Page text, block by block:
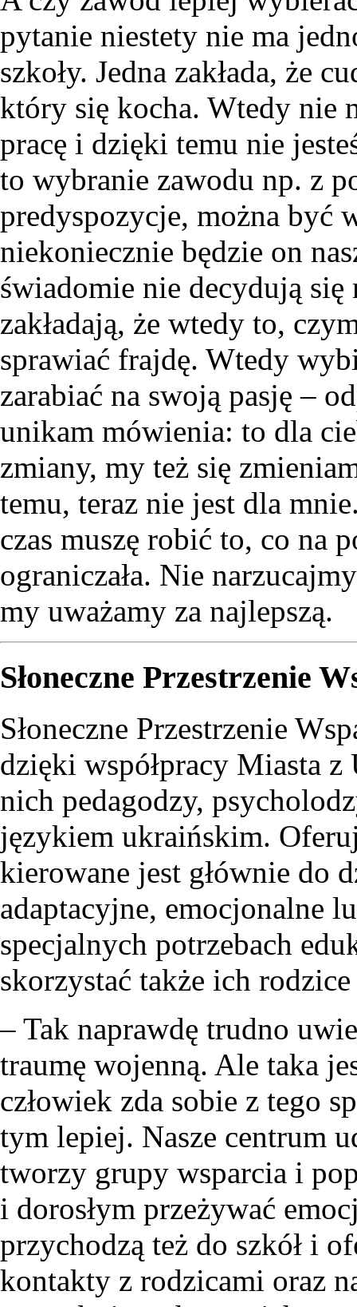
pytanie niestety nie ma
szkoły. Jedna zakłada, że
który się kocha. Wtedy nie
pracę i dzięki temu nie
to wybranie zawodu np. z
predyspozycje, można być
niekoniecznie będzie on
świadomie nie decydują
zakładają, że wtedy to,
sprawiać frajdę. Wtedy
zarabiać na swoją pasję –
unikam mówienia: to dla
zmiany, my też się
temu, teraz nie jest dla
czas muszę robić to, co na
ograniczała. Nie
my uważamy za najlepszą.
Słoneczne Przestrzenie
Słoneczne Przestrzenie
dzięki współpracy Miasta
nich pedagodzy,
językiem ukraińskim.
kierowane jest głównie do
adaptacyjne, emocjonalne
specjalnych potrzebach
skorzystać także ich
– Tak naprawdę trudno
traumę wojenną. Ale taka
człowiek zda sobie z tego
tym lepiej. Nasze centrum
tworzy grupy wsparcia i
i dorosłym przeżywać
przychodzą też do szkół i
kontakty z rodzicami oraz